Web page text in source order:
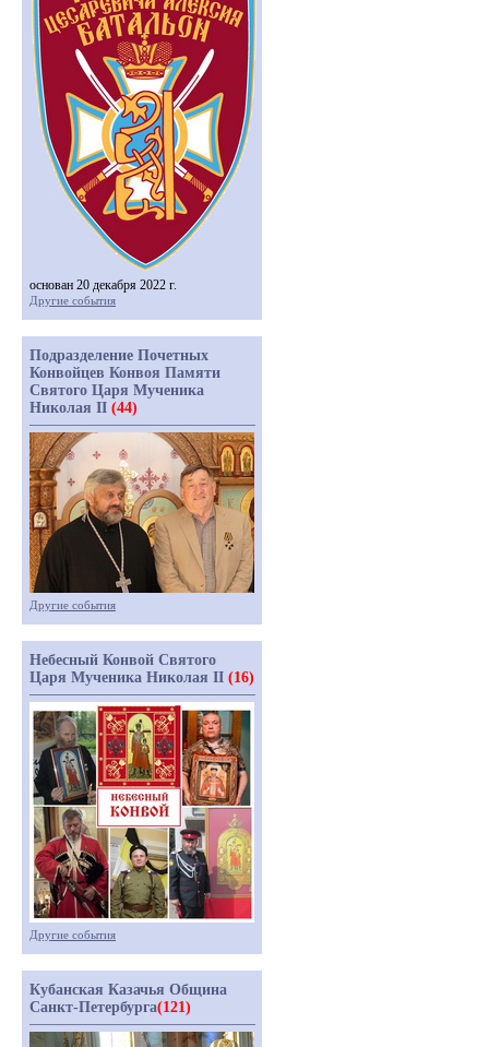
основан 20 декабря 2022 г.
Другие события
Подразделение Почетных
Конвойцев Конвоя Памяти
Святого Царя Мученика
Николая II (44)
Другие события
Небесный Конвой Святого
Царя Мученика Николая II (16)
Другие события
Кубанская Казачья Община
Санкт-Петербурга(121)